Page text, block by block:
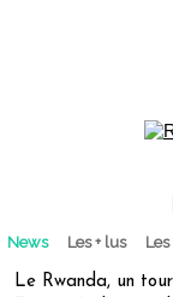
News Les + lus
Le Rwanda, un